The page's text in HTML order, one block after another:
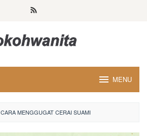
MENU
CARA MENGGUGAT CERAI SUAMI